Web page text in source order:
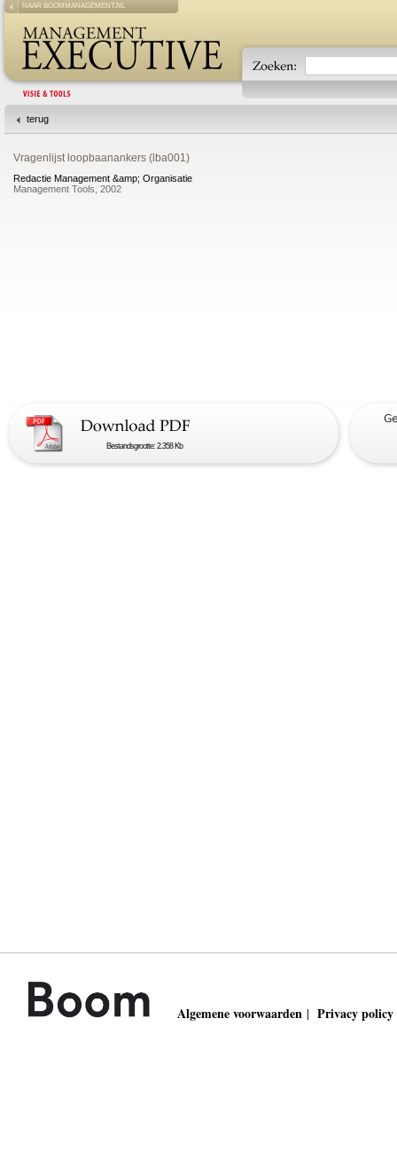
NAAR BOOMMANAGEMENT.NL
terug
Vragenlijst loopbaanankers (lba001)
Redactie Management &amp; Organisatie
Management Tools, 2002
Bestandsgrootte: 2.358 Kb
Algemene voorwaarden | Privacy policy